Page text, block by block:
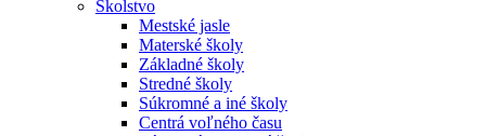
Školstvo
Mestské jasle
Materské školy
Základné školy
Stredné školy
Súkromné a iné školy
Centrá voľného času